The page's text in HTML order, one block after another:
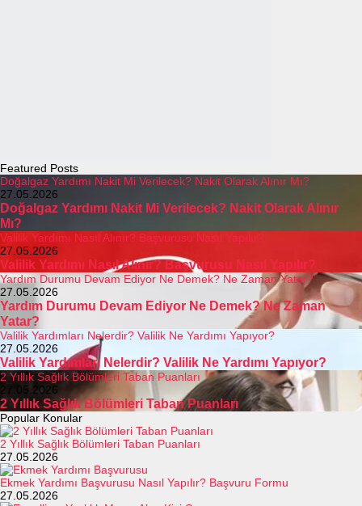
Featured Posts
Doğalgaz Yardımı Nakit Mi Verilecek? Nakit Olarak Alınır Mı?
27.05.2026
Doğalgaz Yardımı Nakit Mi Verilecek? Nakit Olarak Alınır
Mı?
Valilik Yardımı Nasıl Alınır? Başvurusu Nasıl Yapılır?
27.05.2026
Valilik Yardımı Nasıl Alınır? Başvurusu Nasıl Yapılır?
Yardım Durumu Devam Ediyor Ne Demek? Ne Zaman Yatar?
27.05.2026
Yardım Durumu Devam Ediyor Ne Demek? Ne Zaman
Yatar?
Valilik Yardımları Nelerdir? Valilik Ne Yardımı Yapıyor?
27.05.2026
Valilik Yardımları Nelerdir? Valilik Ne Yardımı Yapıyor?
2 Yıllık Sağlık Bölümleri Taban Puanları
27.05.2026
2 Yıllık Sağlık Bölümleri Taban Puanları
Popular Konular
2 Yıllık Sağlık Bölümleri Taban Puanları
27.05.2026
Ekmek Yardımı Başvurusu Nasıl Yapılır? Başvuru Formu
27.05.2026